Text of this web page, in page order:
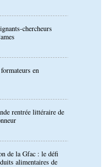
en
rentrée littéraire de
de la Gfac : le défi
alimentaires de
locaux dans
les assiettes